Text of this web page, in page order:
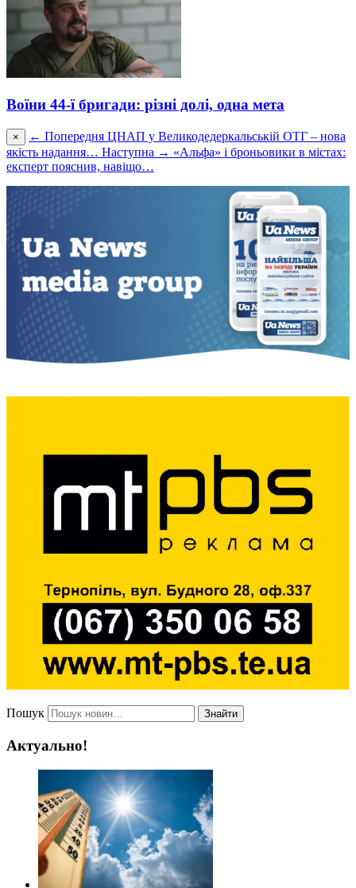
Воїни 44-ї бригади: різні долі, одна мета
× ← Попередня ЦНАП у Великодедеркальській ОТГ – нова
якість надання… Наступна → «Альфа» і броньовики в містах:
експерт пояснив, навіщо…
Пошук Знайти
Актуально!